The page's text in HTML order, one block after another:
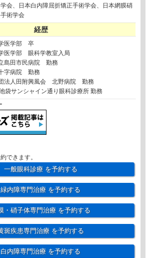
会、日本白内障屈折矯正手術学会、日本網膜硝
術学会
経歴
医学部 卒
医学部 眼科学教室入局
島田市民病院 勤務
字病院 勤務
法人田附興風会 北野病院 勤務
サンシャイン通り眼科診療所 勤務
できます。
一般眼科診療を予約する
緑内障専門治療 を予約する
・硝子体専門治療を予約する
斑疾患専門治療を予約する
白内障専門治療 を予約する